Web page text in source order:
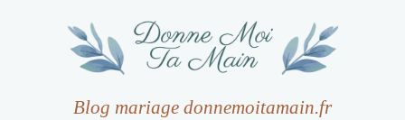
Blog mariage donnemoitamain.fr